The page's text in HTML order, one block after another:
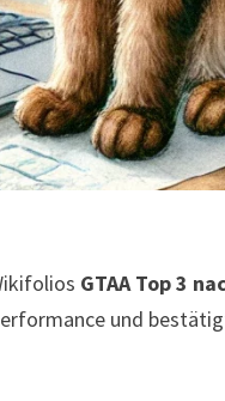
GTAA Top 3
und